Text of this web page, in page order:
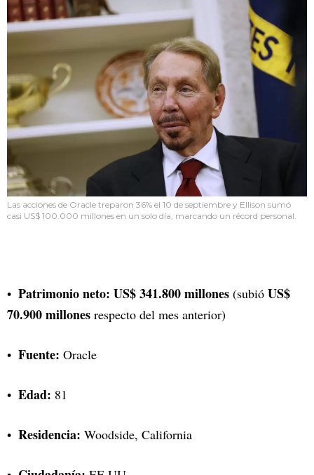
Las acciones de Oracle treparon 36% el 10 de septiembre y Ellison sumó
casi US$ 100.000 millones en un solo día, marcando un récord personal.
Patrimonio neto: US$ 341.800 millones (subió US$
70.900 millones respecto del mes anterior)
Fuente: Oracle
Edad: 81
Residencia: Woodside, California